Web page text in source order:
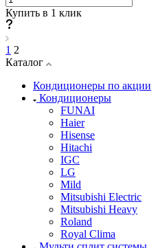
Купить в 1 клик
1 2
Каталог
Кондиционеры по акции
Кондиционеры
FUNAI
Haier
Hisense
Hitachi
IGC
LG
Mild
Mitsubishi Electric
Mitsubishi Heavy
Roland
Royal Clima